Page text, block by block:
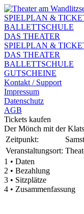
SPIELPLAN &
BALLETTSCHULE
DAS THEATER
SPIELPLAN &
DAS THEATER
BALLETTSCHULE
GUTSCHEINE
Kontakt / Support
Impressum
Datenschutz
AGB
Tickets kaufen
Der Mönch mit der
Zeitpunkt:
Veranstaltungsort:
1 • Daten
2 • Bezahlung
3 • Sitzplätze
4 • Zusammenfassung